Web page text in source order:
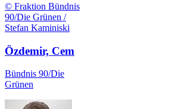
© Fraktion Bündnis
90/Die Grünen /
Stefan Kaminiski
Özdemir, Cem
Bündnis 90/Die
Grünen